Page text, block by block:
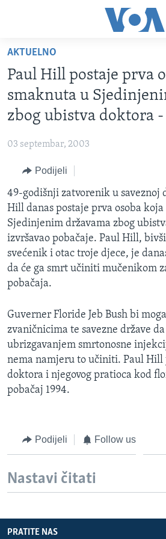
glavni
sadržaj
na
glavnu
Idi
pretragu
TV PROGRAM
VIDEO
FOTOGRAFIJE DANA
SJEDINJENE AMERIČKE DRŽAVE
BOSNA I HERCEGOVINA
SVIJET
NAUKA I TEHNOLOGIJA
SPECIJALNI PROJEKTI
KORUPCIJA
SLOBODA MEDIJA
ŽENSKA STRANA
IZBJEGLIČKA STRANA
MAGAZIN
Learning English
AKTUELNO
Paul Hill postaje prva
smaknuta u
zbog ubistva doktora
03 septembar, 2003
Podijeli
49-godišnji zatvorenik u saveznoj
Hill danas postaje prva osoba
Sjedinjenim državama zbog
izvršavao pobačaje. Paul Hill,
svećenik i otac troje djece, je
da će ga smrt učiniti mučenikom
pobačaja.
Guverner Floride Jeb Bush bi
zvaničnicima te savezne države
ubrizgavanjem smrtonosne
nema namjeru to učiniti. Paul Hill
doktora i njegovog pratioca kod
pobačaj 1994.
Podijeli Follow us
Nastavi čitati
PRATITE NAS